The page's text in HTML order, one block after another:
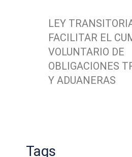
LEY
FACILITAR EL
VOLUNTARIO DE
OBLIGACIONES
Y ADUANERAS
Tags